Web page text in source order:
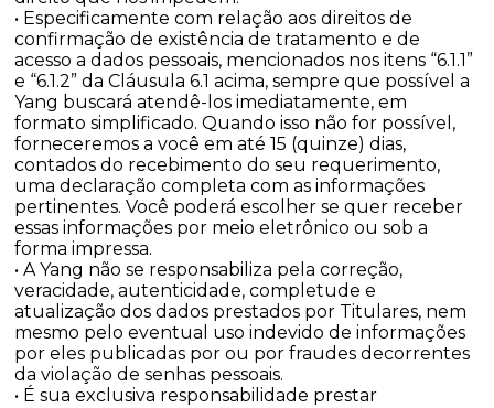
• Especificamente com relação aos direitos de
confirmação de existência de tratamento e de
acesso a dados pessoais, mencionados nos itens “6.1.1”
e “6.1.2” da Cláusula 6.1 acima, sempre que possível a
Yang buscará atendê-los imediatamente, em
formato simplificado. Quando isso não for possível,
forneceremos a você em até 15 (quinze) dias,
contados do recebimento do seu requerimento,
uma declaração completa com as informações
pertinentes. Você poderá escolher se quer receber
essas informações por meio eletrônico ou sob a
forma impressa.
• A Yang não se responsabiliza pela correção,
veracidade, autenticidade, completude e
atualização dos dados prestados por Titulares, nem
mesmo pelo eventual uso indevido de informações
por eles publicadas por ou por fraudes decorrentes
da violação de senhas pessoais.
• É sua exclusiva responsabilidade prestar